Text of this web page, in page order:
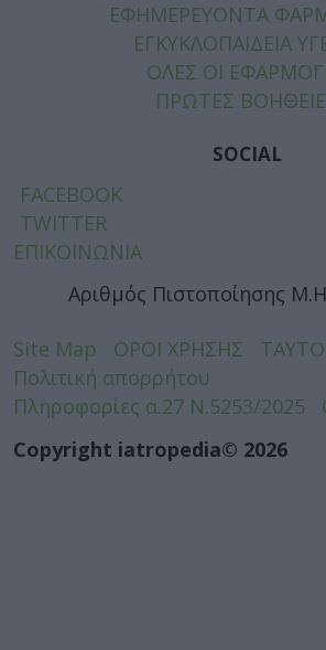
ΕΦΗΜΕΡΕΥΟΝΤΑ
ΕΓΚΥΚΛΟΠΑΙΔΕΙΑ
ΟΛΕΣ ΟΙ
ΠΡΩΤΕΣ
SOCIAL
FACEBOOK
TWITTER
ΕΠΙΚΟΙΝΩΝΙΑ
Αριθμός Πιστοποίησης
Site Map ΟΡΟΙ ΧΡΗΣΗΣ
Πολιτική απορρήτου
Πληροφορίες α.27 Ν.5253/2025
Copyright iatropedia© 2026